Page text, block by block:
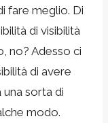
fare meglio. Di
di visibilità
no? Adesso ci
di avere
sorta di
modo.